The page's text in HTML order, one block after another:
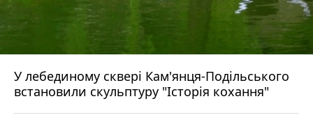
У лебединому сквері Кам'янця-Подільського
встановили скульптуру "Історія кохання"